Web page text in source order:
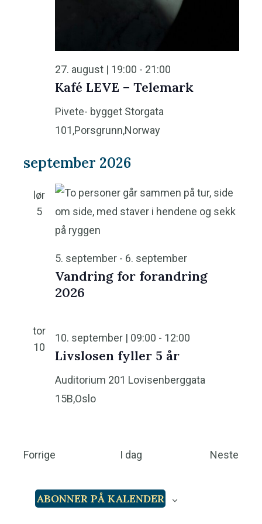
Kafé LEVE – Telemark
27. august | 19:00 - 21:00
Pivete- bygget Storgata
101,Porsgrunn,Norway
september 2026
lør
5
Vandring for forandring
2026
5. september- 6. september
tor
10
Livslosen fyller 5 år
10. september | 09:00 - 12:00
Auditorium 201 Lovisenberggata
15B,Oslo
ForrigeA
r
a
I dag Neste
ABONNER PÅ KALENDER